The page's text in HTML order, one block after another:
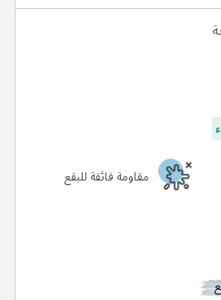
مقاومة فائقة للبقع